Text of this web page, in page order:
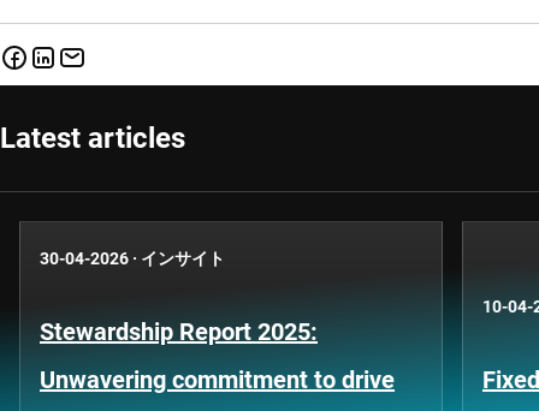
Latest articles
30-04-2026 · インサイト
Stewardship Report 2025:
Unwavering commitment to drive
10-04-